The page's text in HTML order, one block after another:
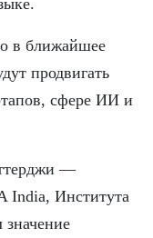
в ближайшее
продвигать
сфере ИИ и
—
India, Института